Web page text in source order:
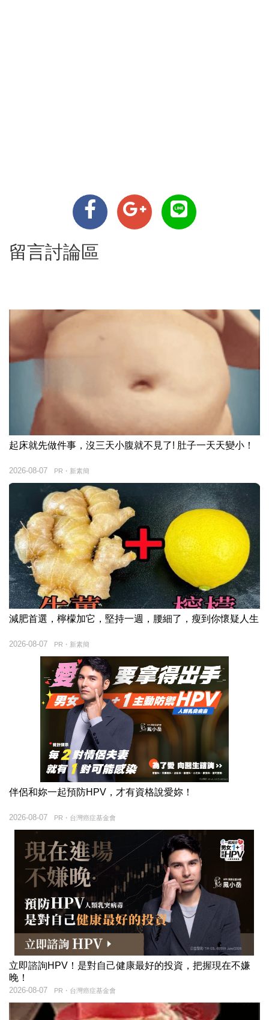
留言討論區
起床就先做件事，沒三天小腹就不見了! 肚子一天天變小！
PR・新素簡
2026-08-07
減肥首選，檸檬加它，堅持一週，腰細了，瘦到你懷疑人生
PR・新素簡
2026-08-07
伴侶和妳一起預防HPV，才有資格說愛妳！
PR・台灣癌症基金會
2026-08-07
立即諮詢HPV！是對自己健康最好的投資，把握現在不嫌
晚！
PR・台灣癌症基金會
2026-08-07